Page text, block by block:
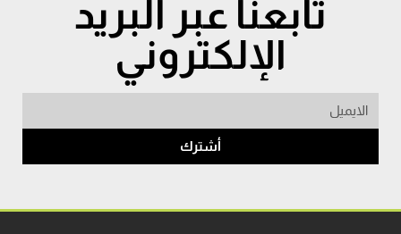
تابعنا عبر البريد
الإلكتروني
أشترك